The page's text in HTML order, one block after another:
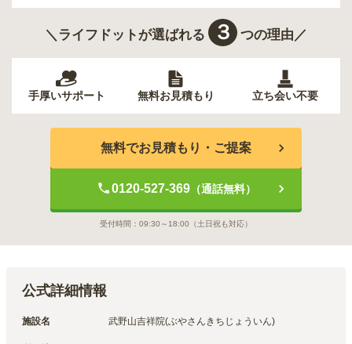
＼ライフドットが選ばれる ３ つの理由／
手厚いサポート 無料お見積もり 立ち会い不要
無料でお見積もり・ご提案
0120-527-369（通話無料）
受付時間： 09:30～18:00 （土日祝も対応）
公式詳細情報
施設名 武野山吉祥院(ぶやさんきちじょういん)